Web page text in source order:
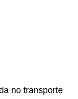
no transporte